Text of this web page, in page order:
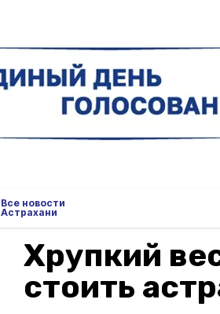
Все новости
Астрахани
Хрупкий
стоить